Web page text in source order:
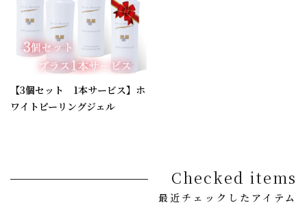
【3個セット 1本サービス】ホ
ワイトピーリングジェル
Checked items
最近チェックしたアイテム